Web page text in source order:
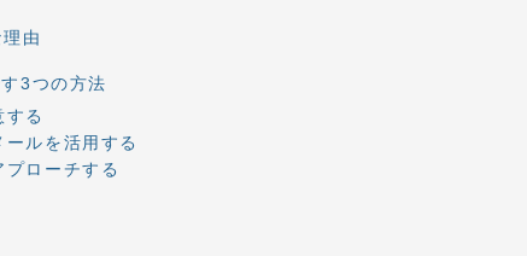
由
3つの方法
る
ルを活用する
ローチする